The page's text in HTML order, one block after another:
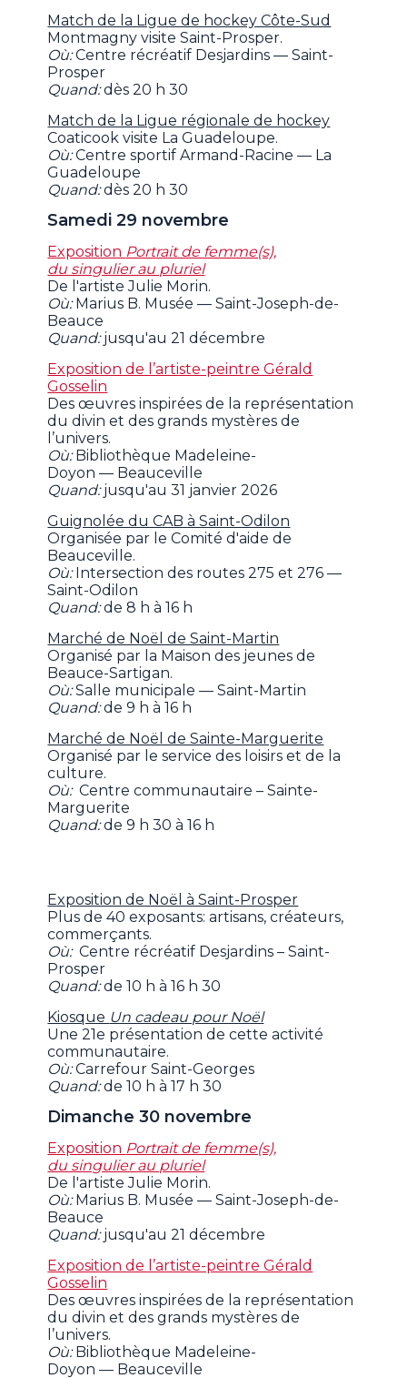
Match de la Ligue de hockey Côte-Sud
Montmagny visite Saint-Prosper.
Où:Centre récréatif Desjardins — Saint-
Prosper
Quand:dès 20 h 30
Match de la Ligue régionale de hockey
Coaticook visite La Guadeloupe.
Où:Centre sportif Armand-Racine — La
Guadeloupe
Quand:dès 20 h 30
Samedi 29 novembre
Exposition Portrait de femme(s),
du singulier au pluriel
De l'artiste Julie Morin.
Où:Marius B. Musée — Saint-Joseph-de-
Beauce
Quand:jusqu'au 21 décembre
Exposition de l’artiste-peintre Gérald
Gosselin
Des œuvres inspirées de la représentation
du divin et des grands mystères de
l’univers.
Où:Bibliothèque Madeleine-
Doyon — Beauceville
Quand:jusqu'au 31 janvier 2026
Guignolée du CAB à Saint-Odilon
Organisée par le Comité d'aide de
Beauceville.
Où:Intersection des routes 275 et 276 —
Saint-Odilon
Quand:de 8 h à 16 h
Marché de Noël de Saint-Martin
Organisé par la Maison des jeunes de
Beauce-Sartigan.
Où:Salle municipale — Saint-Martin
Quand:de 9 h à 16 h
Marché de Noël de Sainte-Marguerite
Organisé par le service des loisirs et de la
culture.
Où:Centre communautaire – Sainte-
Marguerite
Quand:de 9 h 30 à 16 h
Exposition de Noël à Saint-Prosper
Plus de 40 exposants: artisans, créateurs,
commerçants.
Où:Centre récréatif Desjardins – Saint-
Prosper
Quand:de 10 h à 16 h 30
Kiosque Un cadeau pour Noël
Une 21e présentation de cette activité
communautaire.
Où:Carrefour Saint-Georges
Quand:de 10 h à 17 h 30
Dimanche 30 novembre
Exposition Portrait de femme(s),
du singulier au pluriel
De l'artiste Julie Morin.
Où:Marius B. Musée — Saint-Joseph-de-
Beauce
Quand:jusqu'au 21 décembre
Exposition de l’artiste-peintre Gérald
Gosselin
Des œuvres inspirées de la représentation
du divin et des grands mystères de
l’univers.
Où:Bibliothèque Madeleine-
Doyon — Beauceville